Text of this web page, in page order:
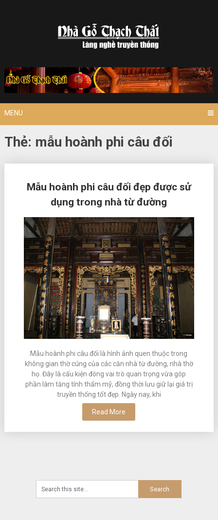
MENU
Thẻ: mẫu hoành phi câu đối
Mẫu hoành phi câu đối đẹp được sử
dụng trong nhà từ đường
Mẫu hoành phi câu đối là hình ảnh quen thuộc trong
không gian thờ cúng của các căn nhà từ đường, nhà thờ
họ. Đây là cấu kiện đóng vai trò quan trọng vừa góp
phần làm tăng tính thẩm mỹ, đồng thời lưu giữ lại giá trị
truyền thống tốt đẹp. Ngày nay, khi
Read More
navigation